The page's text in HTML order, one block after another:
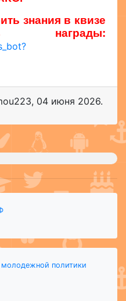
знания в квизе
награды:
, 04 июня 2026.
молодежной политики